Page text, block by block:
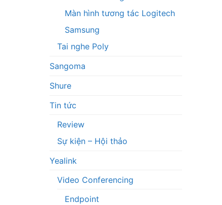
Màn hình tương tác Logitech
Samsung
Tai nghe Poly
Sangoma
Shure
Tin tức
Review
Sự kiện – Hội thảo
Yealink
Video Conferencing
Endpoint